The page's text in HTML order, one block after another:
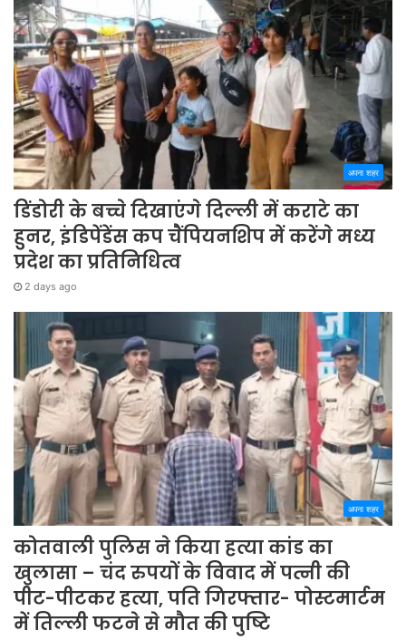
अपना शहर
डिंडोरी के बच्चे दिखाएंगे दिल्ली में कराटे का
हुनर, इंडिपेंडेंस कप चैंपियनशिप में करेंगे मध्य
प्रदेश का प्रतिनिधित्व
2 days ago
अपना शहर
कोतवाली पुलिस ने किया हत्या कांड का
खुलासा – चंद रुपयों के विवाद में पत्नी की
पीट-पीटकर हत्या, पति गिरफ्तार- पोस्टमार्टम
में तिल्ली फटने से मौत की पुष्टि